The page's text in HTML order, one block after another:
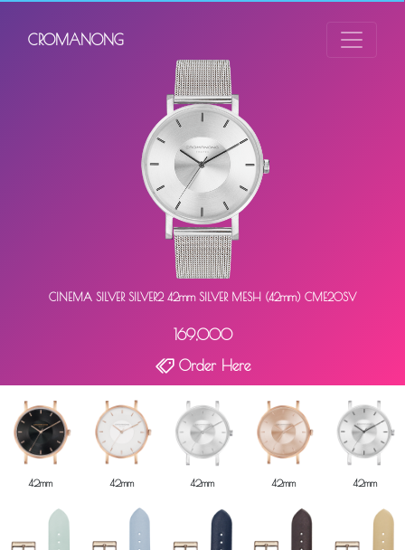
CROMANONG
CINEMA SILVER SILVER2 42mm SILVER MESH (42mm) CME20SV
169,000
Order Here
42mm 42mm 42mm 42mm 42mm